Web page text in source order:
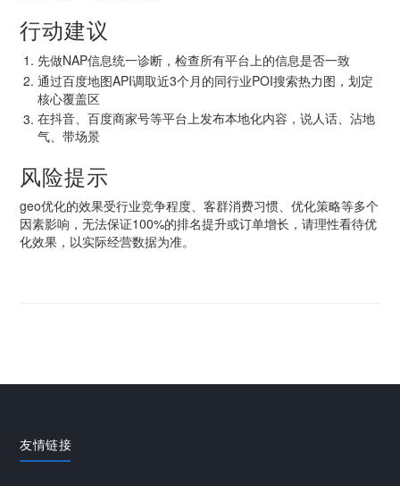
行动建议
先做NAP信息统一诊断，检查所有平台上的信息是否一致
通过百度地图API调取近3个月的同行业POI搜索热力图，划定
核心覆盖区
在抖音、百度商家号等平台上发布本地化内容，说人话、沾地
气、带场景
风险提示
geo优化的效果受行业竞争程度、客群消费习惯、优化策略等多个
因素影响，无法保证100%的排名提升或订单增长，请理性看待优
化效果，以实际经营数据为准。
友情链接